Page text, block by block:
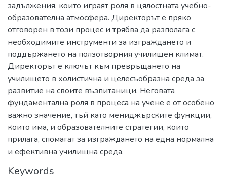
задължения, които играят роля в цялостната учебно-
образователна атмосфера. Директорът е пряко
отговорен в този процес и трябва да разполага с
необходимите инструменти за изграждането и
поддържането на ползотворния училищен климат.
Директорът е ключът към превръщането на
училището в холистична и целесъобразна среда за
развитие на своите възпитаници. Неговата
фундаментална роля в процеса на учене е от особено
важно значение, тъй като мениджърските функции,
които има, и образователните стратегии, които
прилага, спомагат за изграждането на една нормална
и ефективна училищна среда.
Keywords